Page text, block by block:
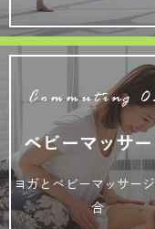
Commuting
ベビーマッサ
ヨガとベビーマッサー
合